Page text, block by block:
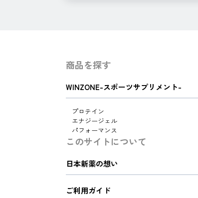
商品を探す
WINZONE-スポーツサプリメント-
プロテイン
エナジージェル
パフォーマンス
このサイトについて
日本新薬の想い
ご利用ガイド